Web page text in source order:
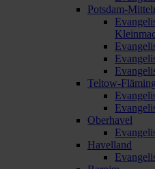
Potsdam-
Teltow-Fläming
Oberhavel
Havelland